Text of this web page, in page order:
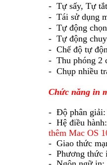
- Tự sấy, Tự
- Tái sử dụng
- Tự động
- Tự động
- Chế độ tự
- Thu phóng 2
- Chụp nhiều
Chức năng in
- Độ phân giải:
- Hệ điều hành:
thêm Mac OS
- Giao thức
- Phương thức